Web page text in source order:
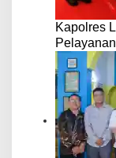
Kapolres